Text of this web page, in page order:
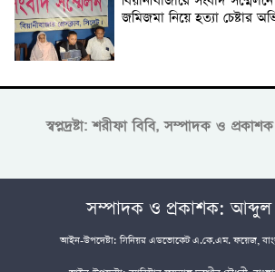
জমিজমা নিয়ে হত্যা চেষ্টার
স্বপ্নদ্রষ্টা: শরীফা বিবি, সম্পাদক ও
সম্পাদক ও প্রকাশক: আব্দুল
আইন-উপদেষ্টা: সিনিয়র এডভোকেট এ.কে.এম. ফয়েজ,